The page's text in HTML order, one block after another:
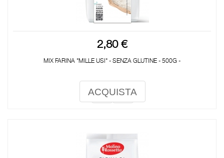
2,80 €
MIX FARINA "MILLE USI" - SENZA GLUTINE - 500G -
ACQUISTA